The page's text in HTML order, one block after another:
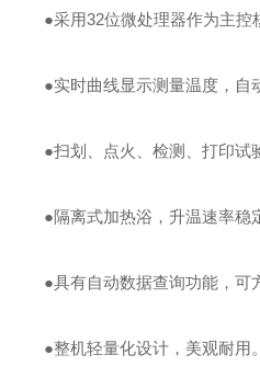
●采用32位微处理器作为主控
●实时曲线显示测量温度，自
●扫划、点火、检测、打印试
●隔离式加热浴，升温速率稳
●具有自动数据查询功能，可
●整机轻量化设计，美观耐用。